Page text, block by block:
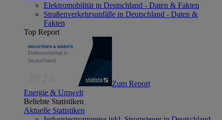
Elektromobilität in Deutschland - Daten & Fakten
Straßenverkehrsunfälle in Deutschland - Daten &
Fakten
Top Report
Zum Report
Energie & Umwelt
Beliebte Statistiken
Aktuelle Statistiken